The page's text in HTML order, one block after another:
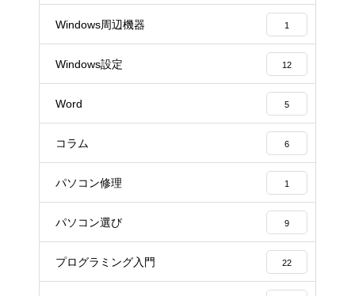
Windows周辺機器 1
Windows設定 12
Word 5
コラム 6
パソコン修理 1
パソコン選び 9
プログラミング入門 22